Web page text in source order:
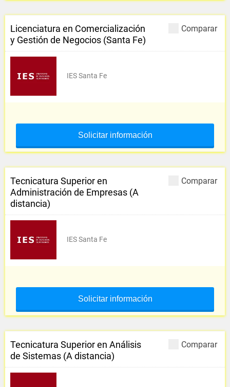
Comparar
Licenciatura en Comercialización
y Gestión de Negocios (Santa Fe)
IES Santa Fe
Solicitar información
Comparar
Tecnicatura Superior en
Administración de Empresas (A
distancia)
IES Santa Fe
Solicitar información
Comparar
Tecnicatura Superior en Análisis
de Sistemas (A distancia)